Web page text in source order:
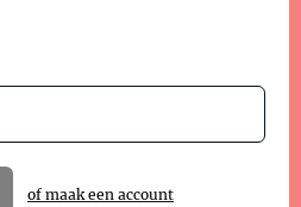
of maak een account